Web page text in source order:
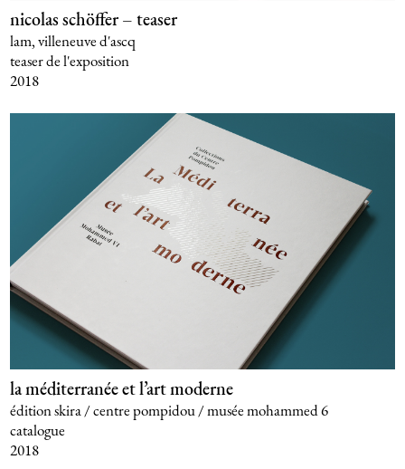
nicolas schöffer – teaser
lam, villeneuve d'ascq
teaser de l'exposition
2018
la méditerranée et l’art moderne
édition skira / centre pompidou / musée mohammed 6
catalogue
2018